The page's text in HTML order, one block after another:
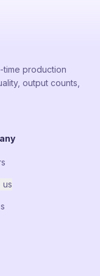
time production
output counts,
us